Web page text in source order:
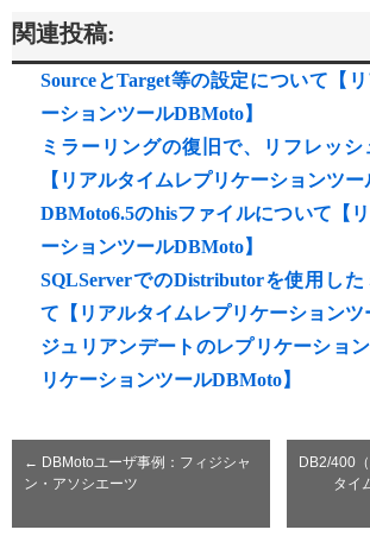
関連投稿:
SourceとTarget等の設定について【
ーションツールDBMoto】
ミラーリングの復旧で、リフレッ
【リアルタイムレプリケーションツー
DBMoto6.5のhisファイルについて【
ーションツールDBMoto】
SQLServerでのDistributorを使用し
て【リアルタイムレプリケーションツ
ジュリアンデートのレプリケーショ
リケーションツールDBMoto】
← DBMotoユーザ事例：フィジシャ
ン・アソシエーツ
DB2/400
タイ